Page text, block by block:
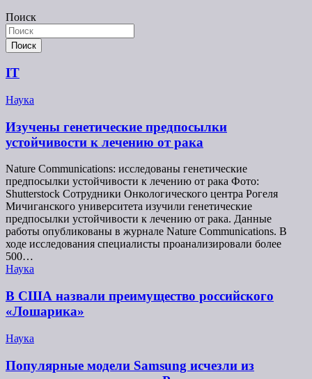
Поиск
Поиск
IT
Наука
Изучены генетические предпосылки
устойчивости к лечению от рака
Nature Communications: исследованы генетические
предпосылки устойчивости к лечению от рака Фото:
Shutterstock Сотрудники Онкологического центра Рогеля
Мичиганского университета изучили генетические
предпосылки устойчивости к лечению от рака. Данные
работы опубликованы в журнале Nature Communications. В
ходе исследования специалисты проанализировали более
500…
Наука
В США назвали преимущество российского
«Лошарика»
Наука
Популярные модели Samsung исчезли из